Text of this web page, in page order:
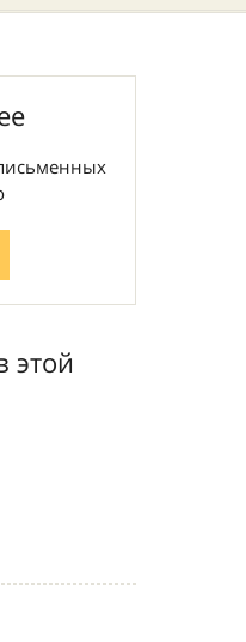
этой